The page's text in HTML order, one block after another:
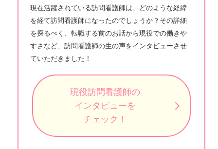
現在活躍されている訪問看護師は、どのような経緯
を経て訪問看護師になったのでしょうか？その詳細
を探るべく、転職する前のお話から現役での働きや
すさなど、訪問看護師の生の声をインタビューさせ
ていただきました！
現役訪問看護師の
インタビューを
チェック！